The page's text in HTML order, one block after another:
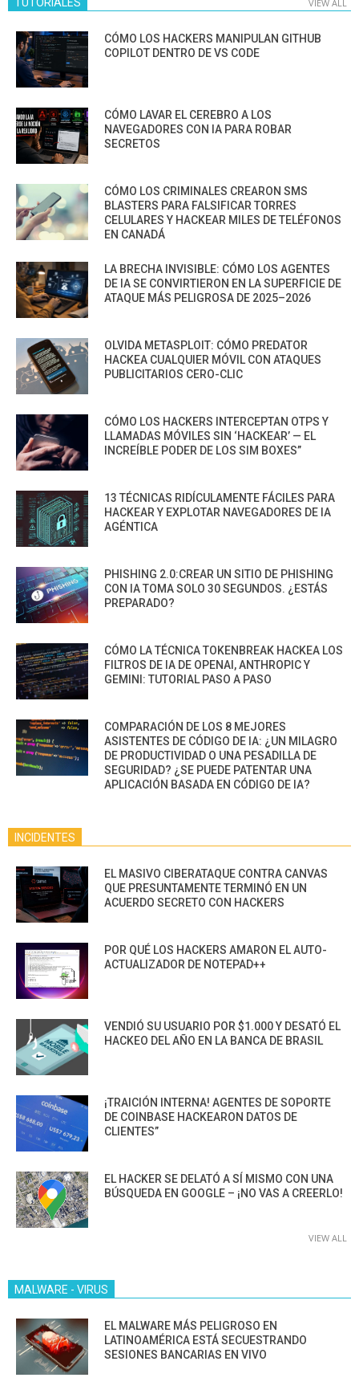
VIEW ALL
CÓMO LOS HACKERS MANIPULAN GITHUB
COPILOT DENTRO DE VS CODE
CÓMO LAVAR EL CEREBRO A LOS
NAVEGADORES CON IA PARA ROBAR
SECRETOS
CÓMO LOS CRIMINALES CREARON SMS
BLASTERS PARA FALSIFICAR TORRES
CELULARES Y HACKEAR MILES DE TELÉFONOS
EN CANADÁ
LA BRECHA INVISIBLE: CÓMO LOS AGENTES
DE IA SE CONVIRTIERON EN LA SUPERFICIE DE
ATAQUE MÁS PELIGROSA DE 2025–2026
OLVIDA METASPLOIT: CÓMO PREDATOR
HACKEA CUALQUIER MÓVIL CON ATAQUES
PUBLICITARIOS CERO-CLIC
CÓMO LOS HACKERS INTERCEPTAN OTPS Y
LLAMADAS MÓVILES SIN ‘HACKEAR’ — EL
INCREÍBLE PODER DE LOS SIM BOXES”
13 TÉCNICAS RIDÍCULAMENTE FÁCILES PARA
HACKEAR Y EXPLOTAR NAVEGADORES DE IA
AGÉNTICA
PHISHING 2.0:CREAR UN SITIO DE PHISHING
CON IA TOMA SOLO 30 SEGUNDOS. ¿ESTÁS
PREPARADO?
CÓMO LA TÉCNICA TOKENBREAK HACKEA LOS
FILTROS DE IA DE OPENAI, ANTHROPIC Y
GEMINI: TUTORIAL PASO A PASO
COMPARACIÓN DE LOS 8 MEJORES
ASISTENTES DE CÓDIGO DE IA: ¿UN MILAGRO
DE PRODUCTIVIDAD O UNA PESADILLA DE
SEGURIDAD? ¿SE PUEDE PATENTAR UNA
APLICACIÓN BASADA EN CÓDIGO DE IA?
INCIDENTES
EL MASIVO CIBERATAQUE CONTRA CANVAS
QUE PRESUNTAMENTE TERMINÓ EN UN
ACUERDO SECRETO CON HACKERS
POR QUÉ LOS HACKERS AMARON EL AUTO-
ACTUALIZADOR DE NOTEPAD++
VENDIÓ SU USUARIO POR $1.000 Y DESATÓ EL
HACKEO DEL AÑO EN LA BANCA DE BRASIL
¡TRAICIÓN INTERNA! AGENTES DE SOPORTE
DE COINBASE HACKEARON DATOS DE
CLIENTES”
EL HACKER SE DELATÓ A SÍ MISMO CON UNA
BÚSQUEDA EN GOOGLE – ¡NO VAS A CREERLO!
VIEW ALL
MALWARE - VIRUS
EL MALWARE MÁS PELIGROSO EN
LATINOAMÉRICA ESTÁ SECUESTRANDO
SESIONES BANCARIAS EN VIVO